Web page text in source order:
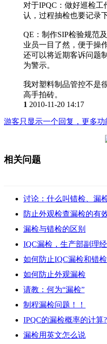
对于IPQC：做好巡检
认，过程抽检也要记录下
QE：制作SIP检验规范
业员一目了然，便于操作
还可以将近期客诉问题
为警示。
我对塑料制品管控不是
高手拍砖。
1 2010-11-20 14:17
游客只显示一个回复，更多
相关问题
讨论：什么叫错检、漏
防止外观检查漏检的有
漏检与错检的区别
IQC漏检，生产部副理
如何防止IQC漏检和错检
如何防止外观漏检
请教：何为“漏检”
制程漏检问题！！
IPQC的漏检概率的计算?
漏检用英文怎么说